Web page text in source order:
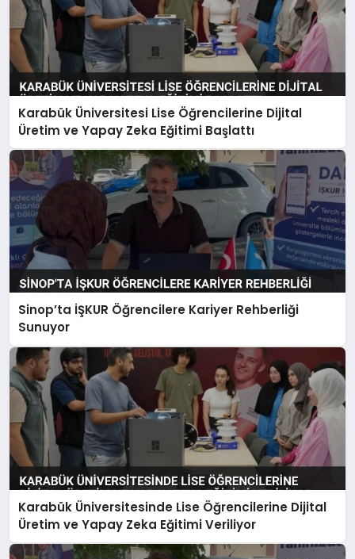
Karabük Üniversitesi Lise Öğrencilerine Dijital
Üretim ve Yapay Zeka Eğitimi Başlattı
Sinop’ta İŞKUR Öğrencilere Kariyer Rehberliği
Sunuyor
Karabük Üniversitesinde Lise Öğrencilerine Dijital
Üretim ve Yapay Zeka Eğitimi Veriliyor